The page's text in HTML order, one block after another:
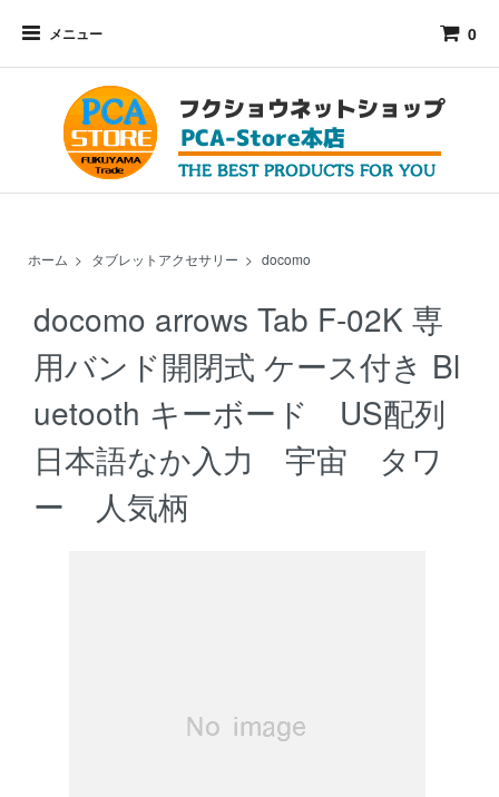
メニュー 0
ホーム > タブレットアクセサリー > docomo
docomo arrows Tab F-02K 専
用バンド開閉式 ケース付き Bl
uetooth キーボード US配列
日本語なか入力 宇宙 タワ
ー 人気柄